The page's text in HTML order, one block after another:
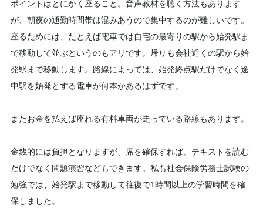
ポイントはとにかく座ること。音声教材を聴く方法もあります
が、朝夜の通勤時間帯は混みあうので集中するのが難しいです。
座るためには、たとえば電車では自宅の最寄りの駅から始発駅ま
で移動して並ぶというのもアリです。帰りも会社近くの駅から始
発駅まで移動します。路線によっては、始発終点駅だけでなく途
中駅を始発とする電車が何本かあるはずです。
またお金を払えば座れる有料車両が走っている路線もあります。
金銭的には負担となりますが、席を確保すれば、テキストを読む
だけでなく問題演習などもできます。私も社会保険労務士試験の
勉強では、始発駅まで移動して往復で1時間以上の学習時間を確
保しました。